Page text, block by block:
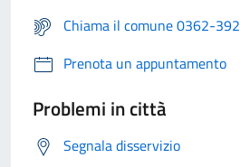
Chiama il comune 0362-
Prenota un appuntamento
Problemi in città
Segnala disservizio